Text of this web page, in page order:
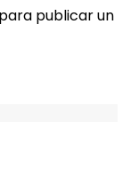
publicar un